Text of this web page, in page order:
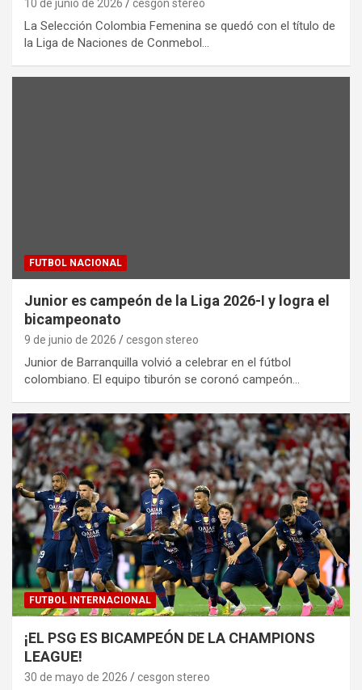
10 de junio de 2026 cesgon stereo
La Selección Colombia Femenina se quedó con el título de
la Liga de Naciones de Conmebol…
FUTBOL NACIONAL
Junior es campeón de la Liga 2026-I y logra el
bicampeonato
9 de junio de 2026 cesgon stereo
Junior de Barranquilla volvió a celebrar en el fútbol
colombiano. El equipo tiburón se coronó campeón…
FUTBOL INTERNACIONAL
¡EL PSG ES BICAMPEÓN DE LA CHAMPIONS
LEAGUE!
30 de mayo de 2026 cesgon stereo